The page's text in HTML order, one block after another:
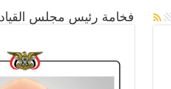
فخامة رئيس مجلس